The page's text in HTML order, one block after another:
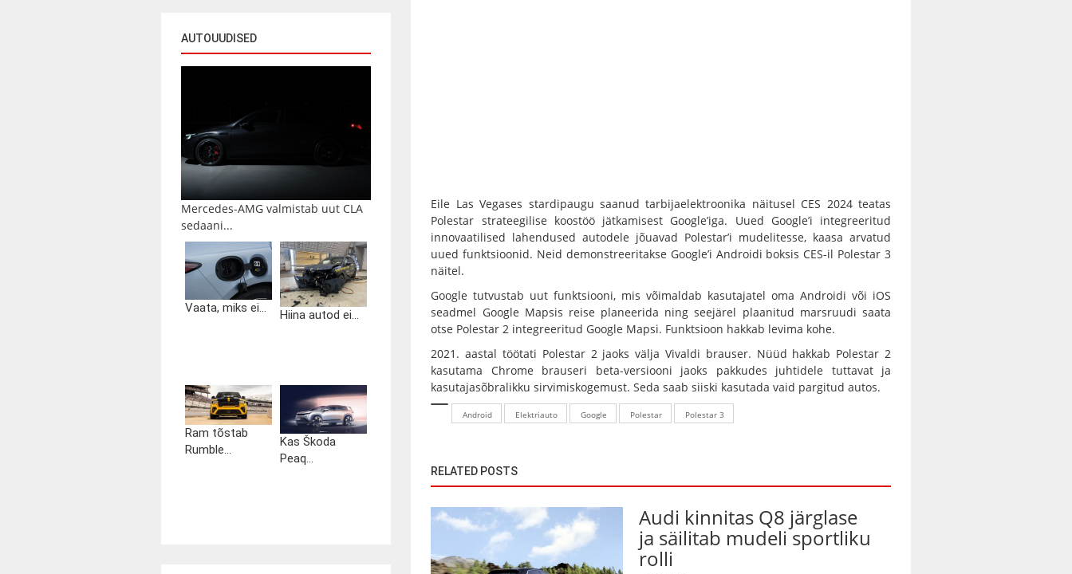
AUTOUUDISED
Mercedes-AMG valmistab uut CLA
sedaani...
Vaata, miks ei...
Hiina autod ei...
Ram tõstab
Rumble...
Kas Škoda
Peaq...
Eile Las Vegases stardipaugu saanud tarbijaelektroonika näitusel CES 2024 teatas
Polestar strateegilise koostöö jätkamisest Google’iga. Uued Google’i integreeritud
innovaatilised lahendused autodele jõuavad Polestar’i mudelitesse, kaasa arvatud
uued funktsioonid. Neid demonstreeritakse Google’i Androidi boksis CES-il Polestar 3
näitel.
Google tutvustab uut funktsiooni, mis võimaldab kasutajatel oma Androidi või iOS
seadmel Google Mapsis reise planeerida ning seejärel plaanitud marsruudi saata
otse Polestar 2 integreeritud Google Mapsi. Funktsioon hakkab levima kohe.
2021. aastal töötati Polestar 2 jaoks välja Vivaldi brauser. Nüüd hakkab Polestar 2
kasutama Chrome brauseri beta-versiooni jaoks pakkudes juhtidele tuttavat ja
kasutajasõbralikku sirvimiskogemust. Seda saab siiski kasutada vaid pargitud autos.
Android Elektriauto Google Polestar Polestar 3
RELATED POSTS
Audi kinnitas Q8 järglase
ja säilitab mudeli sportliku
rolli